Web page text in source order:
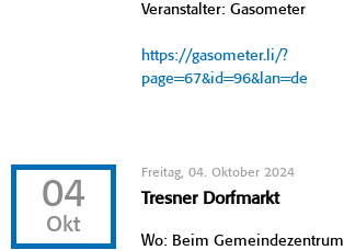
Veranstalter: Gasometer
https://gasometer.li/?
page=67&id=96&lan=de
04
Okt
Freitag, 04. Oktober 2024
Tresner Dorfmarkt
Wo: Beim Gemeindezentrum